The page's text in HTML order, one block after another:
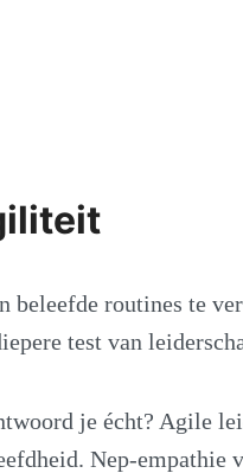
routines te
test van
je écht? Agile
Nep-empathie